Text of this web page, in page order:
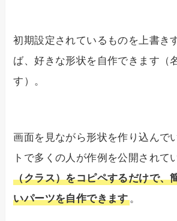
初期設定されているものを上書き
ば、好きな形状を自作できます（
す）。
画面を見ながら形状を作り込んで
トで多くの人が作例を公開されて
（クラス）をコピペするだけで、
いパーツを自作できます。